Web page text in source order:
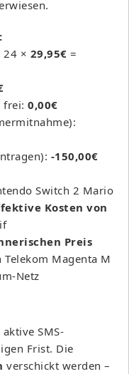
24 × 29,95€ =
frei: 0,00€
-150,00€
Switch 2 Mario
Kosten von
Preis
Telekom Magenta M
Netz
SMS-
Frist. Die
verschickt werden –